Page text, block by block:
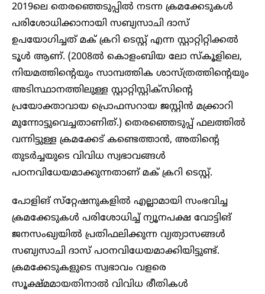
2019ലെ തെരഞ്ഞെടുപ്പിൽ നടന്ന ക്രമക്കേടുകൾ
പരിശോധിക്കാനായി സബ്യസാചി ദാസ്
ഉപയോഗിച്ചത് മക് ക്രറി ടെസ്റ്റ് എന്ന സ്റ്റാറ്റിറ്റിക്കൽ
ടൂൾ ആണ്. (2008ൽ കൊളംബിയ ലോ സ്‌കൂളിലെ,
നിയമത്തിന്റെയും സാമ്പത്തിക ശാസ്ത്രത്തിന്റെയും
അടിസ്ഥാനത്തിലുള്ള സ്റ്റാറ്റിസ്റ്റിക്‌സിന്റെ
പ്രയോക്താവായ പ്രൊഫസറായ ജസ്റ്റിൻ മക്ക്രാറി
മുന്നോട്ടുവെച്ചതാണിത്.) തെരഞ്ഞെടുപ്പ് ഫലത്തിൽ
വന്നിട്ടുള്ള ക്രമക്കേട് കണ്ടെത്താൻ, അതിന്റെ
തുടർച്ചയുടെ വിവിധ സ്വഭാവങ്ങൾ
പഠനവിധേയമാക്കുന്നതാണ് മക് ക്രറി ടെസ്റ്റ്.
പോളിങ് സ്‌റ്റേഷനുകളിൽ എല്ലാമായി സംഭവിച്ച
ക്രമക്കേടുകൾ പരിശോധിച്ച് ന്യൂനപക്ഷ വോട്ടിങ്
ജനസംഖ്യയിൽ പ്രതിഫലിക്കുന്ന വ്യത്യാസങ്ങൾ
സബ്യസാചി ദാസ് പഠനവിധേയമാക്കിയിട്ടുണ്ട്.
ക്രമക്കേടുകളുടെ സ്വഭാവം വളരെ
സൂക്ഷ്മമായതിനാൽ വിവിധ രീതികൾ